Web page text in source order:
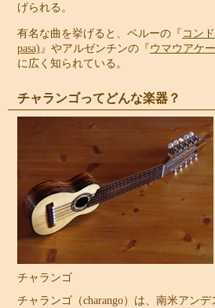
げられる。
有名な曲を挙げると、ペルーの『 コン
pasa) 』やアルゼンチンの『 ウマウアケ
に広く知られている。
チャランゴってどんな楽器？
チャランゴ
チャランゴ（charango）は、南米アン